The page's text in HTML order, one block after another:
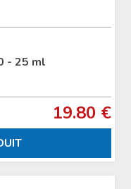
- 25 ml
19.80 €